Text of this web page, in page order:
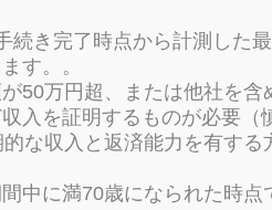
続き完了時点から計測した
す。。
50万円超、または他社を
入を証明するものが必要（
な収入と返済能力を有す
中に満70歳になられた時